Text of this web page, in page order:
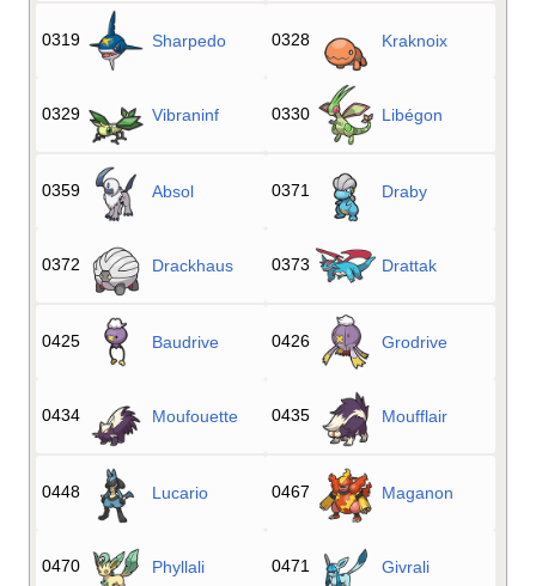
0319 Sharpedo 0328 Kraknoix
0329 Vibraninf 0330 Libégon
0359 Absol 0371 Draby
0372 Drackhaus 0373 Drattak
0425 Baudrive 0426 Grodrive
0434 Moufouette 0435 Moufflair
0448 Lucario 0467 Maganon
0470 Phyllali 0471 Givrali